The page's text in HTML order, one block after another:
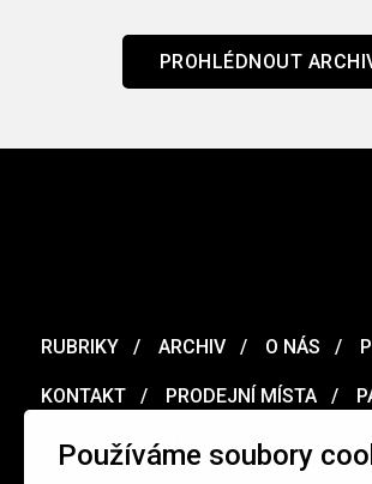
Používáme soubory
PROHLÉDNOUT
RUBRIKY ARCHIV O NÁS
KONTAKT PRODEJNÍ MÍSTA
MERCH VOUCHER